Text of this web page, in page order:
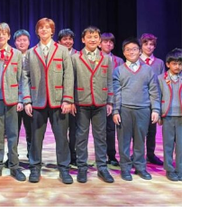
recurso turístico
Rueda